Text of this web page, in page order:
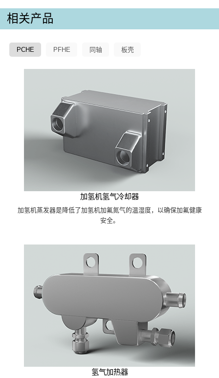
相关产品
PCHE PFHE 同轴 板壳
加氢机氢气冷却器
加氢机蒸发器是降低了加氢机加氟氮气的温湿度，以确保加氟健康
安全。
氢气加热器